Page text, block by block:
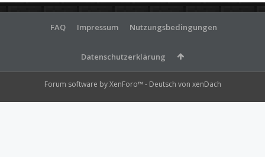
FAQ Impressum Nutzungsbedingungen
Datenschutzerklärung
Forum software by XenForo™ - Deutsch von xenDach